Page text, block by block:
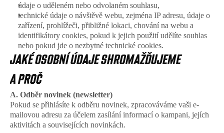
údaje o uděleném nebo odvolaném souhlasu,
technické údaje o návštěvě webu, zejména IP adresu, údaje o
zařízení, prohlížeči, přibližné lokaci, chování na webu a
identifikátory cookies, pokud k jejich použití udělíte souhlas
nebo pokud jde o nezbytné technické cookies.
JAKÉ OSOBNÍ ÚDAJE SHROMAŽĎUJEME
A PROČ
A. Odběr novinek (newsletter)
Pokud se přihlásíte k odběru novinek, zpracováváme vaši e-
mailovou adresu za účelem zasílání informací o kampani, jejích
aktivitách a souvisejících novinkách.